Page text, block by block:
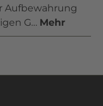
Aufbewahrung
G… Mehr